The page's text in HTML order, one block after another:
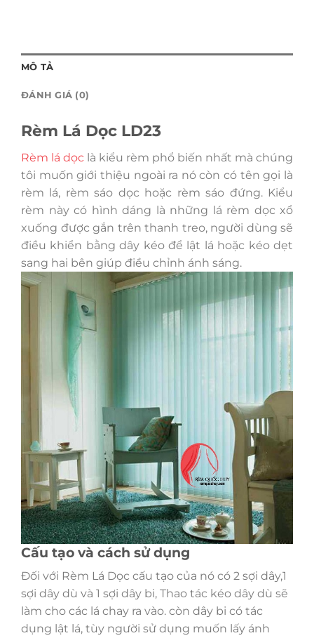
MÔ TẢ
ĐÁNH GIÁ (0)
Rèm Lá Dọc LD23
Rèm lá dọc là kiểu rèm phổ biến nhất mà chúng
tôi muốn giới thiệu ngoài ra nó còn có tên gọi là
rèm lá, rèm sáo dọc hoặc rèm sáo đứng. Kiểu
rèm này có hình dáng là những lá rèm dọc xổ
xuống được gắn trên thanh treo, người dùng sẽ
điều khiển bằng dây kéo để lật lá hoặc kéo dẹt
sang hai bên giúp điều chỉnh ánh sáng.
Cấu tạo và cách sử dụng
Đối với Rèm Lá Dọc cấu tạo của nó có 2 sợi dây,1
sợi dây dù và 1 sợi dây bi, Thao tác kéo dây dù sẽ
làm cho các lá chay ra vào. còn dây bi có tác
dụng lật lá, tùy người sử dụng muốn lấy ánh